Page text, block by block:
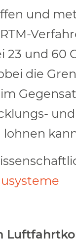
und
23 und 60
die